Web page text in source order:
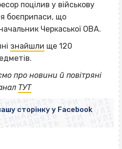
поцілив у військову
боєприпаси, що
Черкаської ОВА.
знайшли ще 120
про новини й повітряні
ТУТ ТРИ НУЛІ
ТРИ НУЛІ
ТРИ НУЛІ
ТРИ НУЛІ
ТРИ НУЛІ
ТРИ НУЛІ
ТРИ НУЛІ
ТРИ НУЛІ
сторінку у Facebook